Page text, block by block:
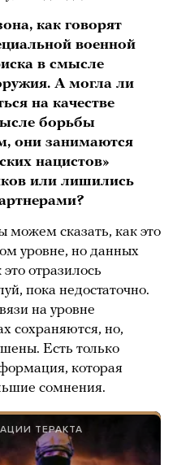
как говорят
военной
в смысле
А могла ли
на качестве
борьбы
они занимаются
нацистов»
или лишились
сказать, как это
уровне, но данных
отразилось
пока недостаточно.
на уровне
сохраняются, но,
Есть только
которая
сомнения.
ТЕРАКТА